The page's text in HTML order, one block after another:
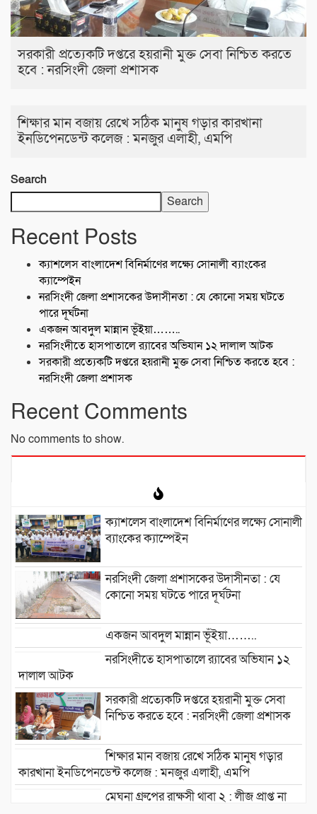
সরকারী প্রত্যেকটি দপ্তরে হয়রানী মুক্ত সেবা নিশ্চিত করতে
হবে : নরসিংদী জেলা প্রশাসক
শিক্ষার মান বজায় রেখে সঠিক মানুষ গড়ার কারখানা
ইনডিপেনডেন্ট কলেজ : মনজুর এলাহী, এমপি
Search
Search
Recent Posts
ক্যাশলেস বাংলাদেশ বিনির্মাণের লক্ষ্যে সোনালী ব্যাংকের
ক্যাম্পেইন
নরসিংদী জেলা প্রশাসকের উদাসীনতা : যে কোনো সময় ঘটতে
পারে দূর্ঘটনা
একজন আবদুল মান্নান ভূঁইয়া……..
নরসিংদীতে হাসপাতালে র‍্যাবের অভিযান ১২ দালাল আটক
সরকারী প্রত্যেকটি দপ্তরে হয়রানী মুক্ত সেবা নিশ্চিত করতে হবে :
নরসিংদী জেলা প্রশাসক
Recent Comments
No comments to show.
ক্যাশলেস বাংলাদেশ বিনির্মাণের লক্ষ্যে সোনালী
ব্যাংকের ক্যাম্পেইন
নরসিংদী জেলা প্রশাসকের উদাসীনতা : যে
কোনো সময় ঘটতে পারে দূর্ঘটনা
একজন আবদুল মান্নান ভূঁইয়া……..
নরসিংদীতে হাসপাতালে র‍্যাবের অভিযান ১২
দালাল আটক
সরকারী প্রত্যেকটি দপ্তরে হয়রানী মুক্ত সেবা
নিশ্চিত করতে হবে : নরসিংদী জেলা প্রশাসক
শিক্ষার মান বজায় রেখে সঠিক মানুষ গড়ার
কারখানা ইনডিপেনডেন্ট কলেজ : মনজুর এলাহী, এমপি
মেঘনা গ্রুপের রাক্ষসী থাবা ২ : লীজ প্রাপ্ত না